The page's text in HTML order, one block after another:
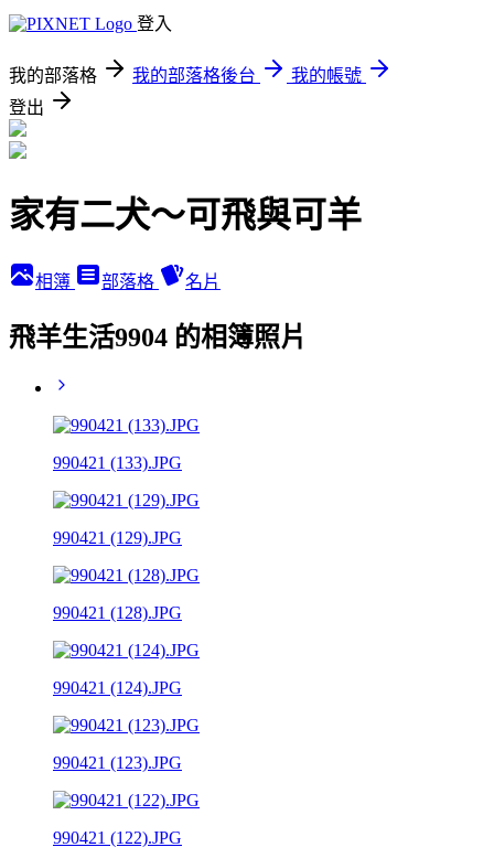
登入
我的部落格 我的部落格後台
我的帳號
登出
家有二犬～可飛與可羊
相簿 部落格 名片
飛羊生活9904 的相簿照片
990421 (133).JPG
990421 (129).JPG
990421 (128).JPG
990421 (124).JPG
990421 (123).JPG
990421 (122).JPG